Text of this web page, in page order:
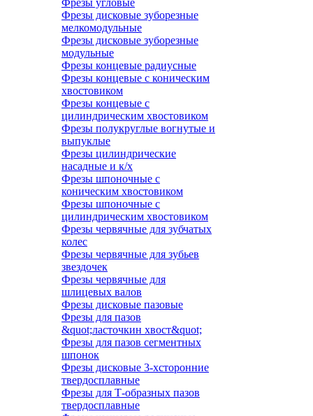
Фрезы угловые
Фрезы дисковые зуборезные
мелкомодульные
Фрезы дисковые зуборезные
модульные
Фрезы концевые радиусные
Фрезы концевые с коническим
хвостовиком
Фрезы концевые с
цилиндрическим хвостовиком
Фрезы полукруглые вогнутые и
выпуклые
Фрезы цилиндрические
насадные и к/х
Фрезы шпоночные с
коническим хвостовиком
Фрезы шпоночные с
цилиндрическим хвостовиком
Фрезы червячные для зубчатых
колес
Фрезы червячные для зубьев
звездочек
Фрезы червячные для
шлицевых валов
Фрезы дисковые пазовые
Фрезы для пазов
&quot;ласточкин хвост&quot;
Фрезы для пазов сегментных
шпонок
Фрезы дисковые 3-хсторонние
твердосплавные
Фрезы для Т-образных пазов
твердосплавные